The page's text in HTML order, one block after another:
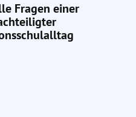
Fragen einer